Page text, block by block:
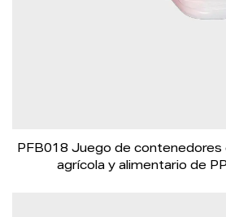
PFB018 Juego de contenedores
agrícola y alimentario de